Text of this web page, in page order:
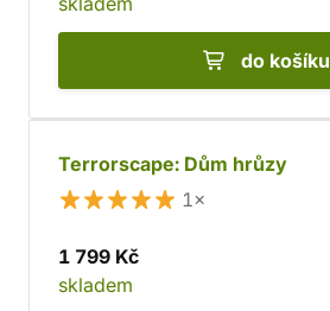
do košíku
Terrorscape: Dům hrůzy
1×
1 799 Kč
skladem